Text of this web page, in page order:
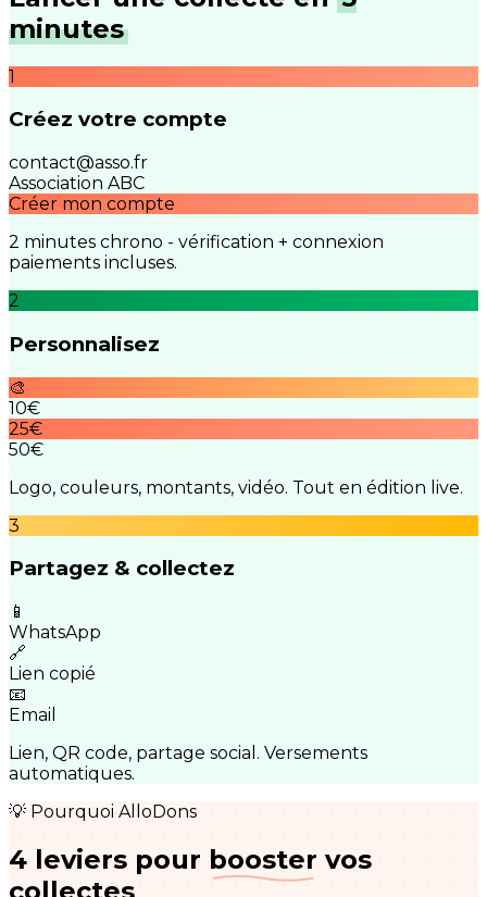
minutes
1
Créez votre compte
contact@asso.fr
Association ABC
Créer mon compte
2 minutes chrono - vérification + connexion
paiements incluses.
2
Personnalisez
🎨
10€
25€
50€
Logo, couleurs, montants, vidéo. Tout en édition live.
3
Partagez & collectez
📱
WhatsApp
🔗
Lien copié
📧
Email
Lien, QR code, partage social. Versements
automatiques.
💡 Pourquoi AlloDons
4 leviers pour booster vos